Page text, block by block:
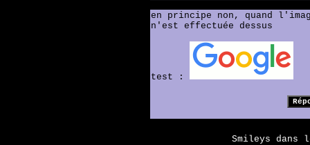
en principe non, quand
n'est effectuée dessus
test :
Smileys dans